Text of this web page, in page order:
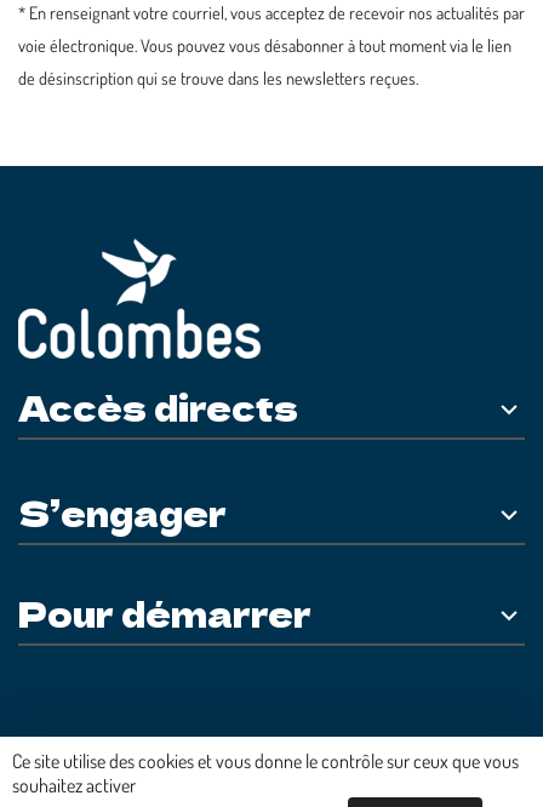
* En renseignant votre courriel, vous acceptez de recevoir nos actualités par
voie électronique. Vous pouvez vous désabonner à tout moment via le lien
de désinscription qui se trouve dans les newsletters reçues.
Accès directs
S’engager
Pour démarrer
Plateforme développée en France parHACKTIV
Ce site utilise des cookies et vous donne le contrôle sur ceux que vous
souhaitez activer